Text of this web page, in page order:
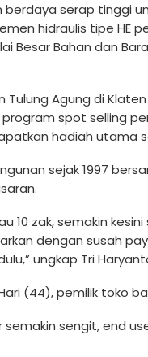
serap tinggi
hidraulis tipe HE
Besar Bahan dan
Agung di
spot selling
hadiah utama
sejak 1997
10 zak, semakin
dengan susah
ungkap Tri
(44), pemilik toko
sengit, end